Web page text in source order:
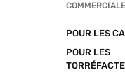
COMMERCIALE
POUR LES
POUR LES